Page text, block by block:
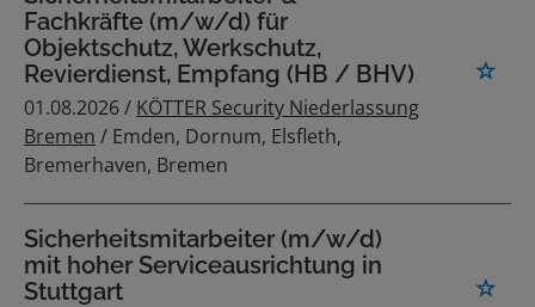
Fachkräfte (m/w/d) für
Objektschutz, Werkschutz,
Revierdienst, Empfang (HB / BHV)
01.08.2026 / KÖTTER Security Niederlassung
Bremen / Emden, Dornum, Elsfleth,
Bremerhaven, Bremen
Sicherheitsmitarbeiter (m/w/d)
mit hoher Serviceausrichtung in
Stuttgart